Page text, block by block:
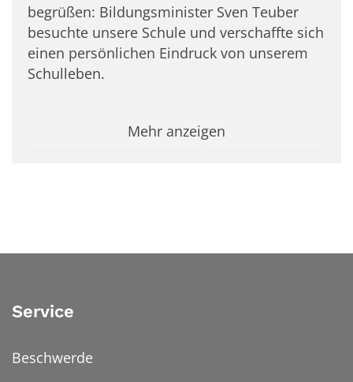
begrüßen: Bildungsminister Sven Teuber
besuchte unsere Schule und verschaffte sich
einen persönlichen Eindruck von unserem
Schulleben.
Mehr anzeigen
Service
Beschwerde